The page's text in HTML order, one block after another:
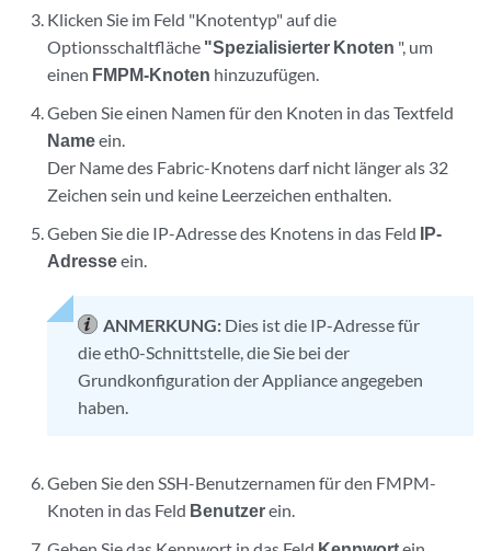
Klicken Sie im Feld "Knotentyp" auf die
Optionsschaltfläche "Spezialisierter Knoten ", um
einen FMPM-Knoten hinzuzufügen.
Geben Sie einen Namen für den Knoten in das Textfeld
Nameein.
Der Name des Fabric-Knotens darf nicht länger als 32
Zeichen sein und keine Leerzeichen enthalten.
Geben Sie die IP-Adresse des Knotens in das Feld IP-
Adresseein.
ANMERKUNG: Dies ist die IP-Adresse für
die eth0-Schnittstelle, die Sie bei der
Grundkonfiguration der Appliance angegeben
haben.
Geben Sie den SSH-Benutzernamen für den FMPM-
Knoten in das Feld Benutzerein.